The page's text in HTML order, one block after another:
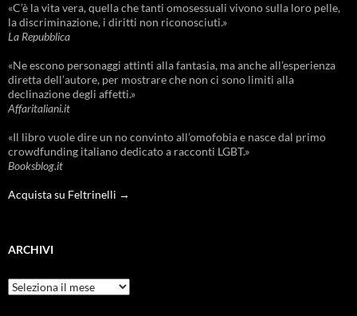
«C’è la vita vera, quella che tanti omosessuali vivono sulla loro pelle,
la discriminazione, i diritti non riconosciuti.»
La Repubblica
«Ne escono personaggi attinti alla fantasia, ma anche all’esperienza
diretta dell’autore, per mostrare che non ci sono limiti alla
declinazione degli affetti.»
Affaritaliani.it
«Il libro vuole dire un no convinto all’omofobia e nasce dal primo
crowdfunding italiano dedicato a racconti LGBT.»
Booksblog.it
Acquista su Feltrinelli →
ARCHIVI
Archivi